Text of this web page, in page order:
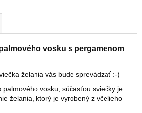
vosku s pergamenom
želania vás bude sprevádzať :-)
palmového vosku, súčasťou sviečky je
želania, ktorý je vyrobený z včelieho